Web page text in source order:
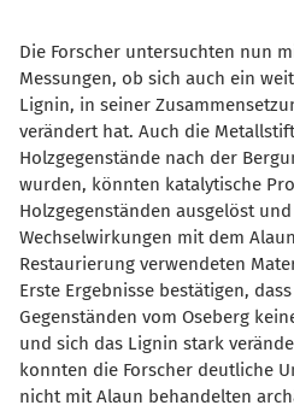
Die Forscher untersuchten nun
Messungen, ob sich auch ein
Lignin, in seiner
verändert hat. Auch die
Holzgegenstände nach der
wurden, könnten katalytische
Holzgegenständen ausgelöst
Wechselwirkungen mit dem
Restaurierung verwendeten
Erste Ergebnisse bestätigen,
Gegenständen vom Oseberg
und sich das Lignin stark
konnten die Forscher deutliche
nicht mit Alaun behandelten